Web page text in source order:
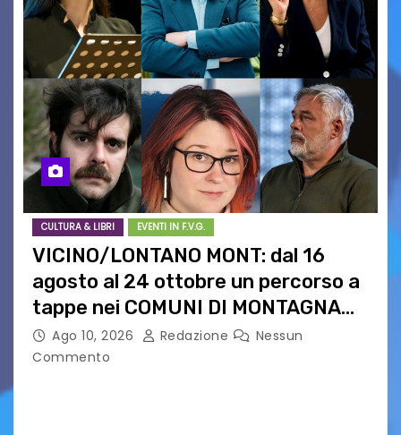
CULTURA & LIBRI EVENTI IN F.V.G.
VICINO/LONTANO MONT: dal 16
agosto al 24 ottobre un percorso a
tappe nei COMUNI DI MONTAGNA
DEL FVG
Ago 10, 2026 Redazione
Nessun
Commento